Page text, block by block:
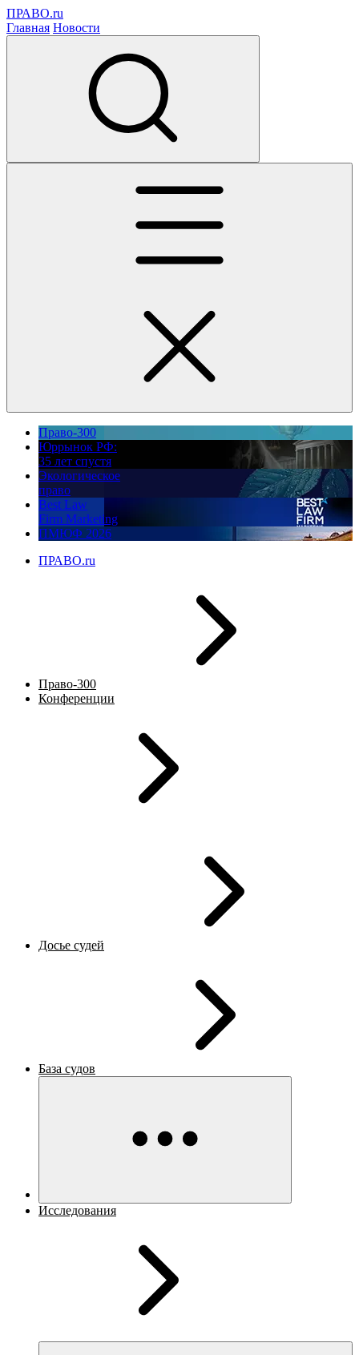
ПРАВО.ru
Главная Новости
Право-300
Юррынок РФ:
35 лет спустя
Экологическое
право
Best Law
Firm Marketing
ПМЮФ 2026
ПРАВО.ru
Право-300
Конференции
Досье судей
База судов
Исследования